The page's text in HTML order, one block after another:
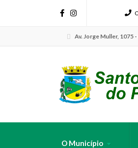
Av. Jorge Muller, 1075
O Município